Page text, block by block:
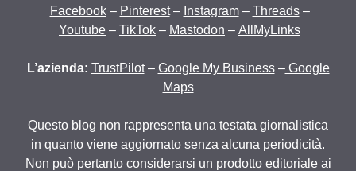
Facebook– Pinterest– Instagram– Threads–
Youtube – TikTok – Mastodon – AllMyLinks
L’azienda: TrustPilot– Google My Business– Google
Maps
Questo blog non rappresenta una testata giornalistica
in quanto viene aggiornato senza alcuna periodicità.
Non può pertanto considerarsi un prodotto editoriale ai